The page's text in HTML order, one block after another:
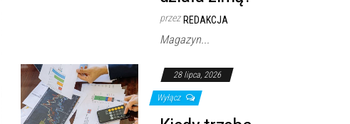
przez REDAKCJA
Magazyn...
28 lipca, 2026
Wyłącz